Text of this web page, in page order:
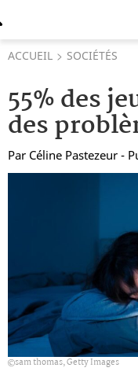
ACCUEIL SOCIÉTÉS
55% des
des
Par Céline Pastezeur -
sam thomas, Getty Images